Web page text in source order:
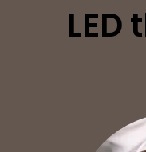
LED